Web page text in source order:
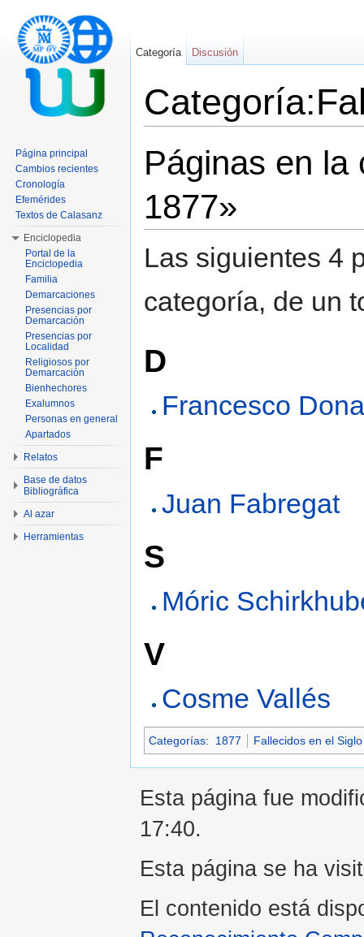
Páginas en la
1877»
Las siguientes 4
categoría, de un
D
Francesco
F
Juan Fabregat
S
Móric
V
Cosme Vallés
Categorías: 1877 Fallecidos en el Siglo
Categoría Discusión
Página principal
Cambios recientes
Cronología
Efemérides
Textos de Calasanz
Enciclopedia
Portal de la
Enciclopedia
Familia
Demarcaciones
Presencias por
Demarcación
Presencias por
Localidad
Religiosos por
Demarcación
Bienhechores
Exalumnos
Personas en general
Apartados
Relatos
Base de datos
Bibliográfica
Al azar
Herramientas
Esta página fue
17:40.
Esta página se ha
El contenido está